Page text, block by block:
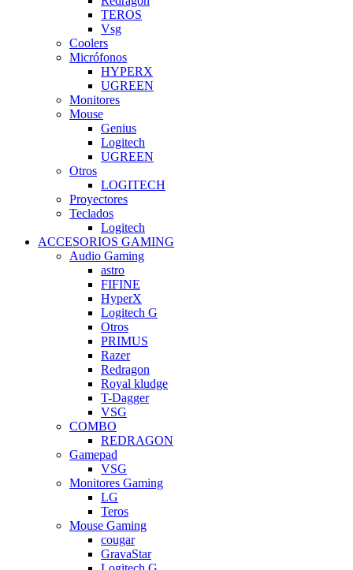
TEROS
Vsg
Coolers
Micrófonos
HYPERX
UGREEN
Monitores
Mouse
Genius
Logitech
UGREEN
Otros
LOGITECH
Proyectores
Teclados
Logitech
ACCESORIOS GAMING
Audio Gaming
astro
FIFINE
HyperX
Logitech G
Otros
PRIMUS
Razer
Redragon
Royal kludge
T-Dagger
VSG
COMBO
REDRAGON
Gamepad
VSG
Monitores Gaming
LG
Teros
Mouse Gaming
cougar
GravaStar